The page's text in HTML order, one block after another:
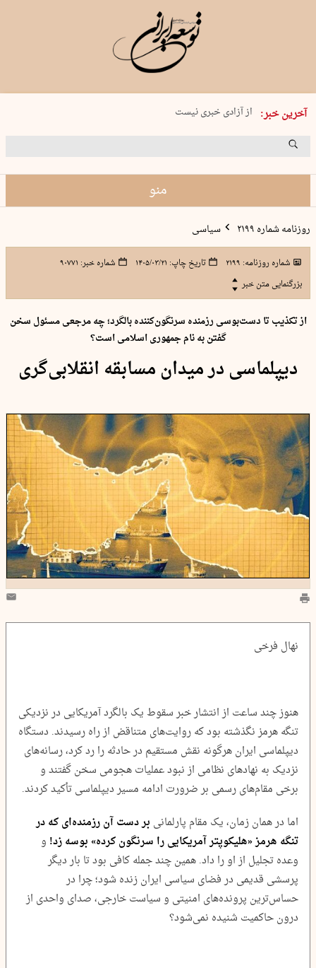
آخرین خبر:
از آزادی خبری نیست
۸۸۸ نفر سال گذشته بر اثر غرق‌شدگی جان …
غارت در روز روشن
حمید محرمیان، پایه‌گذار نشریه…
منو
روزنامه شماره ۲۱۹۹ سیاسی
شماره روزنامه: ۲۱۹۹ تاریخ چاپ: ۱۴۰۵/۰۳/۲۱ شماره خبر: ۹۰۷۷۱
بزرگنمایی متن خبر
از تکذیب تا دست‌بوسی رزمنده سرنگون‌کننده بالگرد؛ چه مرجعی مسئول سخن
گفتن به نام جمهوری اسلامی است؟
دیپلماسی در میدان مسابقه انقلابی‌گری
نهال فرخی
هنوز چند ساعت از انتشار خبر سقوط یک بالگرد آمریکایی در نزدیکی
تنگه هرمز نگذشته بود که روایت‌های متناقض از راه رسیدند. دستگاه
دیپلماسی ایران هرگونه نقش مستقیم در حادثه را رد کرد، رسانه‌های
نزدیک به نهادهای نظامی از نبود عملیات هجومی سخن گفتند و
برخی مقام‌های رسمی بر ضرورت ادامه مسیر دیپلماسی تأکید کردند.
اما در همان زمان، یک مقام پارلمانی بر دست آن رزمنده‌ای که در
تنگه هرمز «هلیکوپتر آمریکایی را سرنگون کرده» بوسه زد! و
وعده تجلیل از او را داد. همین چند جمله کافی بود تا بار دیگر
پرسشی قدیمی در فضای سیاسی ایران زنده شود؛ چرا در
حساس‌ترین پرونده‌های امنیتی و سیاست خارجی، صدای واحدی از
درون حاکمیت شنیده نمی‌شود؟